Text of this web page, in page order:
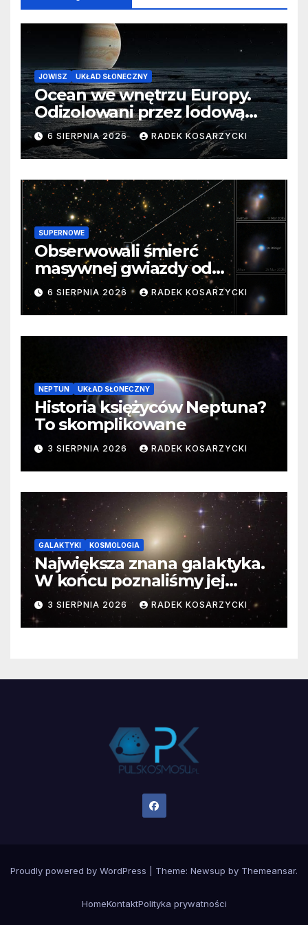
JOWISZ UKŁAD SŁONECZNY
Ocean we wnętrzu Europy.
Odizolowani przez lodową
barierę
6 SIERPNIA 2026 RADEK KOSARZYCKI
SUPERNOWE
Obserwowali śmierć
masywnej gwiazdy od
samego początku. Niezwykle
cenne dane
6 SIERPNIA 2026 RADEK KOSARZYCKI
NEPTUN UKŁAD SŁONECZNY
Historia księżyców Neptuna?
To skomplikowane
3 SIERPNIA 2026 RADEK KOSARZYCKI
GALAKTYKI KOSMOLOGIA
Największa znana galaktyka.
W końcu poznaliśmy jej
faktyczne wymiary
3 SIERPNIA 2026 RADEK KOSARZYCKI
Proudly powered by WordPress Theme: Newsup by Themeansar.
HomeKontaktPolityka prywatności